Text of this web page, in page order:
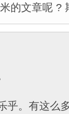
的文章呢 ?
乎。有这么